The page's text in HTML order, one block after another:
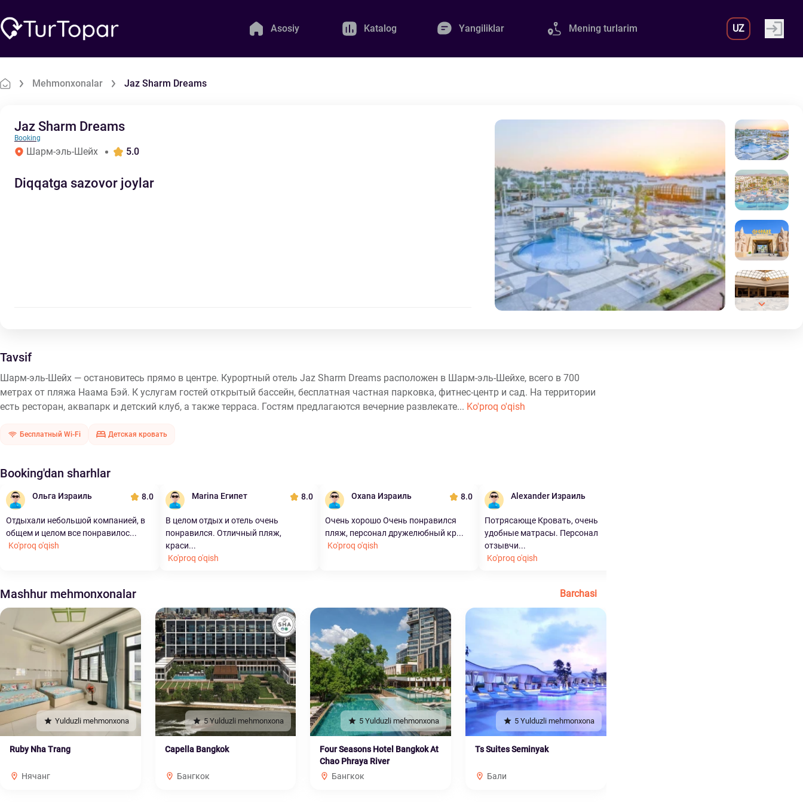
Asosiy Katalog Yangiliklar Mening turlarim UZ
Mehmonxonalar Jaz Sharm Dreams
Jaz Sharm Dreams
Booking
Шарм-эль-Шейх 5.0
Diqqatga sazovor joylar
Tavsif
Шарм-эль-Шейх — остановитесь прямо в центре. Курортный отель Jaz Sharm Dreams расположен в Шарм-эль-Шейхе, всего в 700
метрах от пляжа Наама Бэй. К услугам гостей открытый бассейн, бесплатная частная парковка, фитнес-центр и сад. На территории
есть ресторан, аквапарк и детский клуб, а также терраса. Гостям предлагаются вечерние развлекате... Ko'proq o'qish
Бесплатный Wi-Fi Детская кровать
Booking'dan sharhlar
Ольга Израиль 8.0
Отдыхали небольшой компанией, в
общем и целом все понравилос...
Ko'proq o'qish
Marina Египет 8.0
В целом отдых и отель очень
понравился. Отличный пляж,
краси...
Ko'proq o'qish
Oxana Израиль 8.0
Очень хорошо Очень понравился
пляж, персонал дружелюбный кр...
Ko'proq o'qish
Alexander Израиль
Потрясающе Кровать, очень
удобные матрасы. Персонал
отзывчи...
Ko'proq o'qish
Mashhur mehmonxonalar Barchasi
Yulduzli mehmonxona
Ruby Nha Trang
Нячанг
5 Yulduzli mehmonxona
Capella Bangkok
Бангкок
5 Yulduzli mehmonxona
Four Seasons Hotel Bangkok At
Chao Phraya River
Бангкок
5 Yulduzli mehmonxona
Ts Suites Seminyak
Бали